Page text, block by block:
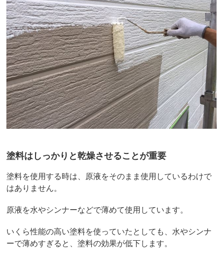
塗料はしっかりと乾燥させることが重要
塗料を使用する時は、原液をそのまま使用しているわけで
はありません。
原液を水やシンナーなどで薄めて使用しています。
いくら性能の高い塗料を使っていたとしても、水やシンナ
ーで薄めすぎると、塗料の効果が低下します。